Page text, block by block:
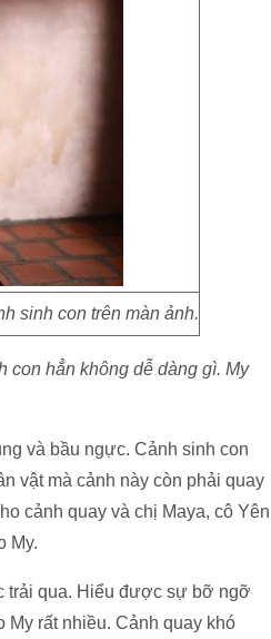
sinh con trên màn ảnh.
con hẳn không dễ dàng gì. My
và bầu ngực. Cảnh sinh con
vật mà cảnh này còn phải quay
cảnh quay và chị Maya, cô Yên
My.
trải qua. Hiểu được sự bỡ ngỡ
rất nhiều. Cảnh quay khó